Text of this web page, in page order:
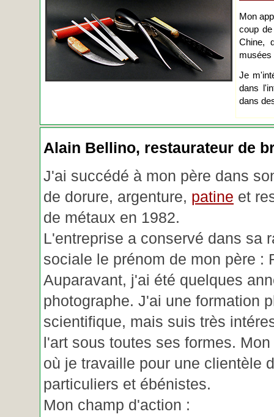
Mon
coup
Chine,
musées
Je
dans
dans
Alain Bellino, restaurateur de
J'ai succédé à mon père dans
de dorure, argenture, patine et
de métaux en 1982.
L'entreprise a conservé dans sa
sociale le prénom de mon père :
Auparavant, j'ai été quelques
photographe. J'ai une formation
scientifique, mais suis très
l'art sous toutes ses formes.
où je travaille pour une clientèle
particuliers et ébénistes.
Mon champ d'action :